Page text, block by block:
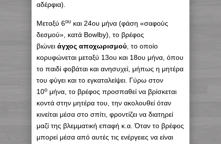
αδέρφια).
Μεταξύ 6ου και 24ου μήνα (φάση «σαφούς
δεσμού», κατά Bowlby), το βρέφος
βιώνει άγχος αποχωρισμού , το οποίο
κορυφώνεται μεταξύ 13ου και 18ου μήνα, όπου
το παιδί φοβάται και ανησυχεί, μήπως η μητέρα
του φύγει και το εγκαταλείψει. Γύρω στον
10ο μήνα, το βρέφος προσπαθεί να βρίσκεται
κοντά στην μητέρα του, την ακολουθεί όταν
κινείται μέσα στο σπίτι, φροντίζει να διατηρεί
μαζί της βλεμματική επαφή κ.α. Όταν το βρέφος
μπορεί μέσα από αυτές τις ενέργειες να είναι